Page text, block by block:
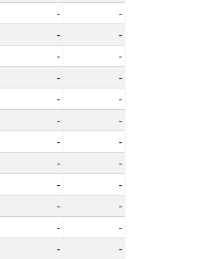
-
-
-
-
-
-
-
-
-
-
-
-
-
-
-
-
-
-
-
-
-
-
-
-